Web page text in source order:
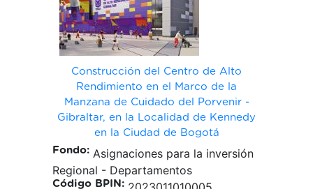
Construcción del Centro de Alto
Rendimiento en el Marco de la
Manzana de Cuidado del Porvenir -
Gibraltar, en la Localidad de Kennedy
en la Ciudad de Bogotá
Fondo: Asignaciones para la inversión
Regional - Departamentos
Código BPIN: